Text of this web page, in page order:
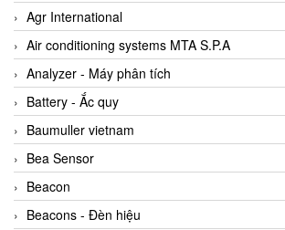
AC&E Telecommunications
AC&T Vietnam
Accepta Vietnam
ACCUMAC Vietnam
AccuWeb Vietnam
Acey
ACOEM Vietnam
ADCA Vietnam
Agr International
Air conditioning systems MTA S.P.A
Analyzer - Máy phân tích
Battery - Ắc quy
Baumuller vietnam
Bea Sensor
Beacon
Beacons - Đèn hiệu